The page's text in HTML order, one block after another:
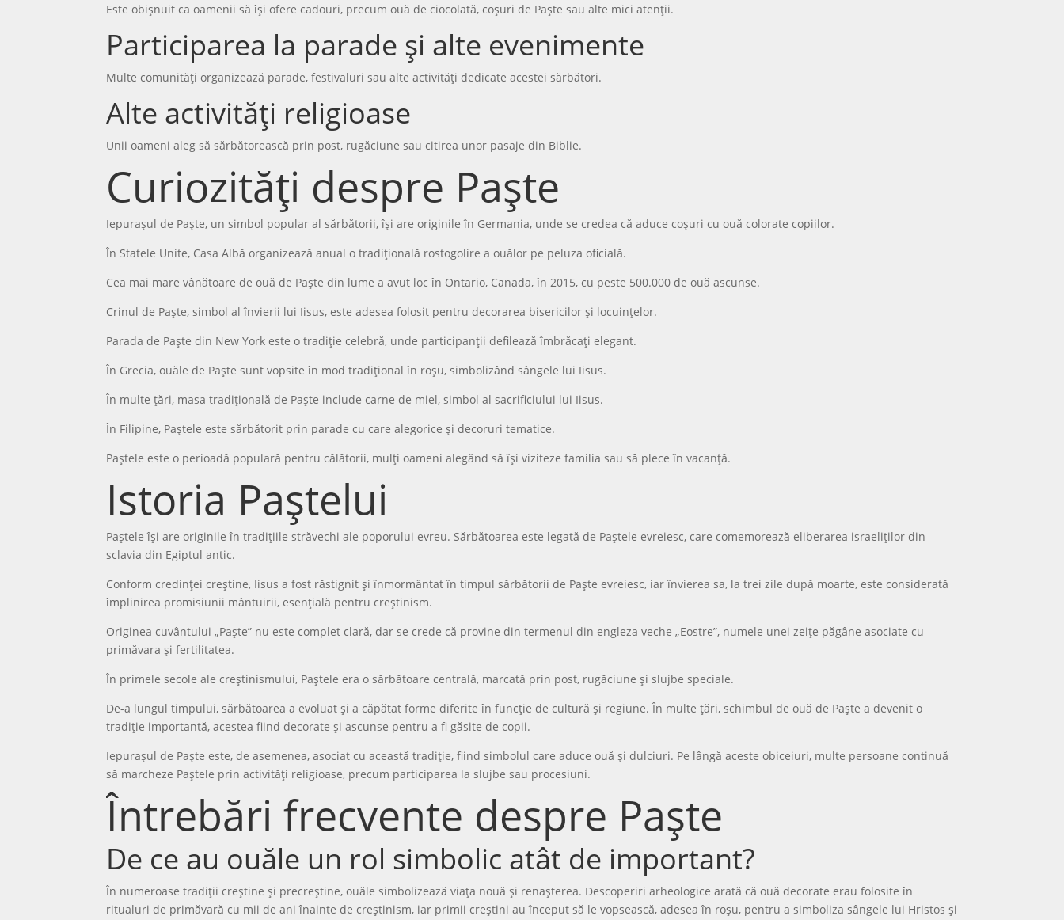
Este obișnuit ca oamenii să își ofere cadouri, precum ouă de ciocolată, coșuri de Paște sau alte mici atenții.
Participarea la parade și alte evenimente
Multe comunități organizează parade, festivaluri sau alte activități dedicate acestei sărbători.
Alte activități religioase
Unii oameni aleg să sărbătorească prin post, rugăciune sau citirea unor pasaje din Biblie.
Curiozități despre Paște
Iepurașul de Paște, un simbol popular al sărbătorii, își are originile în Germania, unde se credea că aduce coșuri cu ouă colorate copiilor.
În Statele Unite, Casa Albă organizează anual o tradițională rostogolire a ouălor pe peluza oficială.
Cea mai mare vânătoare de ouă de Paște din lume a avut loc în Ontario, Canada, în 2015, cu peste 500.000 de ouă ascunse.
Crinul de Paște, simbol al învierii lui Iisus, este adesea folosit pentru decorarea bisericilor și locuințelor.
Parada de Paște din New York este o tradiție celebră, unde participanții defilează îmbrăcați elegant.
În Grecia, ouăle de Paște sunt vopsite în mod tradițional în roșu, simbolizând sângele lui Iisus.
În multe țări, masa tradițională de Paște include carne de miel, simbol al sacrificiului lui Iisus.
În Filipine, Paștele este sărbătorit prin parade cu care alegorice și decoruri tematice.
Paștele este o perioadă populară pentru călătorii, mulți oameni alegând să își viziteze familia sau să plece în vacanță.
Istoria Paștelui
Paștele își are originile în tradițiile străvechi ale poporului evreu. Sărbătoarea este legată de Paștele evreiesc, care comemorează eliberarea israeliților din
sclavia din Egiptul antic.
Conform credinței creștine, Iisus a fost răstignit și înmormântat în timpul sărbătorii de Paște evreiesc, iar învierea sa, la trei zile după moarte, este considerată
împlinirea promisiunii mântuirii, esențială pentru creștinism.
Originea cuvântului „Paște” nu este complet clară, dar se crede că provine din termenul din engleza veche „Eostre”, numele unei zeițe păgâne asociate cu
primăvara și fertilitatea.
În primele secole ale creștinismului, Paștele era o sărbătoare centrală, marcată prin post, rugăciune și slujbe speciale.
De-a lungul timpului, sărbătoarea a evoluat și a căpătat forme diferite în funcție de cultură și regiune. În multe țări, schimbul de ouă de Paște a devenit o
tradiție importantă, acestea fiind decorate și ascunse pentru a fi găsite de copii.
Iepurașul de Paște este, de asemenea, asociat cu această tradiție, fiind simbolul care aduce ouă și dulciuri. Pe lângă aceste obiceiuri, multe persoane continuă
să marcheze Paștele prin activități religioase, precum participarea la slujbe sau procesiuni.
Întrebări frecvente despre Paște
De ce au ouăle un rol simbolic atât de important?
În numeroase tradiții creștine și precreștine, ouăle simbolizează viața nouă și renașterea. Descoperiri arheologice arată că ouă decorate erau folosite în
ritualuri de primăvară cu mii de ani înainte de creștinism, iar primii creștini au început să le vopsească, adesea în roșu, pentru a simboliza sângele lui Hristos și